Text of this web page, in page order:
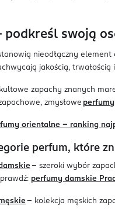
podkreśl swoją
nieodłączny element
jakością,
zapachy znanych
zmysłowe
orientalne - ranking
perfum, które
– szeroki wybór
perfumy damskie
– kolekcja męskich